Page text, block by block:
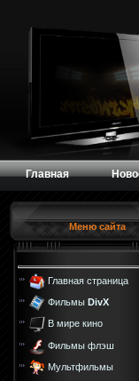
Главная
Меню сайта
Главная страница
Фильмы DivX
В мире кино
Фильмы флэш
Мультфильмы